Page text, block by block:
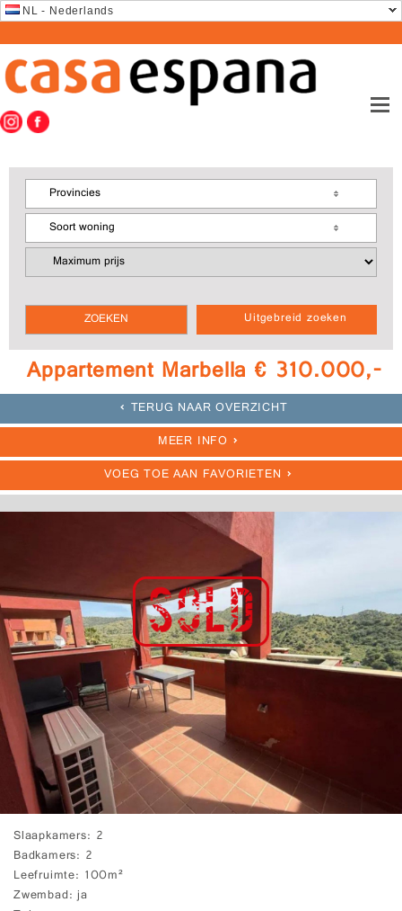
NL - Nederlands
Uitgebreid zoeken
Provincies
Soort woning
Appartement Marbella € 310.000,-
TERUG NAAR OVERZICHT
MEER INFO
VOEG TOE AAN FAVORIETEN
Slaapkamers 2
Badkamers 2
Leefruimte 100m²
Zwembad ja